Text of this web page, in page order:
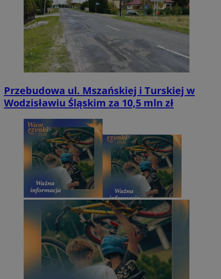
Przebudowa ul. Mszańskiej i Turskiej w
Wodzisławiu Śląskim za 10,5 mln zł